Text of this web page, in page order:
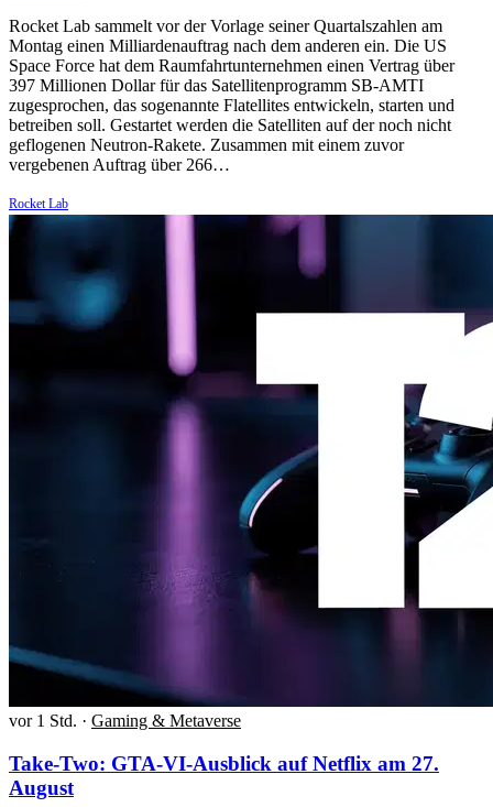
Rocket Lab sammelt vor der Vorlage seiner Quartalszahlen am
Montag einen Milliardenauftrag nach dem anderen ein. Die US
Space Force hat dem Raumfahrtunternehmen einen Vertrag über
397 Millionen Dollar für das Satellitenprogramm SB-AMTI
zugesprochen, das sogenannte Flatellites entwickeln, starten und
betreiben soll. Gestartet werden die Satelliten auf der noch nicht
geflogenen Neutron-Rakete. Zusammen mit einem zuvor
vergebenen Auftrag über 266…
Rocket Lab
vor 1 Std. · Gaming & Metaverse
Take-Two: GTA-VI-Ausblick auf Netflix am 27.
August